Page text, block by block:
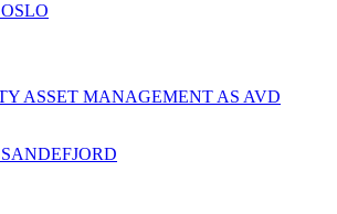
OSLO
ASSET MANAGEMENT AS AVD
SANDEFJORD